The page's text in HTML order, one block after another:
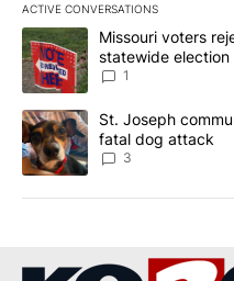
ACTIVE CONVERSATIONS
The following is a list of the
A trending article titled
Missouri voters
statewide election
1
A trending article titled "St.
St. Joseph
fatal dog attack
3